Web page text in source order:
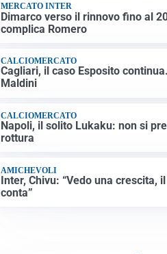
MERCATO INTER
Dimarco verso il rinnovo fino al
complica Romero
CALCIOMERCATO
Cagliari, il caso Esposito
Maldini
CALCIOMERCATO
Napoli, il solito Lukaku: non si
rottura
AMICHEVOLI
Inter, Chivu: “Vedo una crescita,
conta”